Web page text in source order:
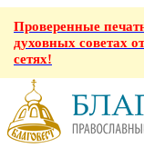
Проверенные
духовных советах
сетях!